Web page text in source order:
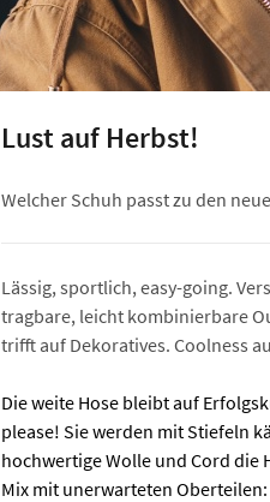
Lust auf Herbst!
Welcher Schuh passt zu den
Lässig, sportlich, easy-going.
tragbare, leicht kombinierbare
trifft auf Dekoratives. Coolness
Die weite Hose bleibt auf
please! Sie werden mit Stiefeln
hochwertige Wolle und Cord die
Mix mit unerwarteten